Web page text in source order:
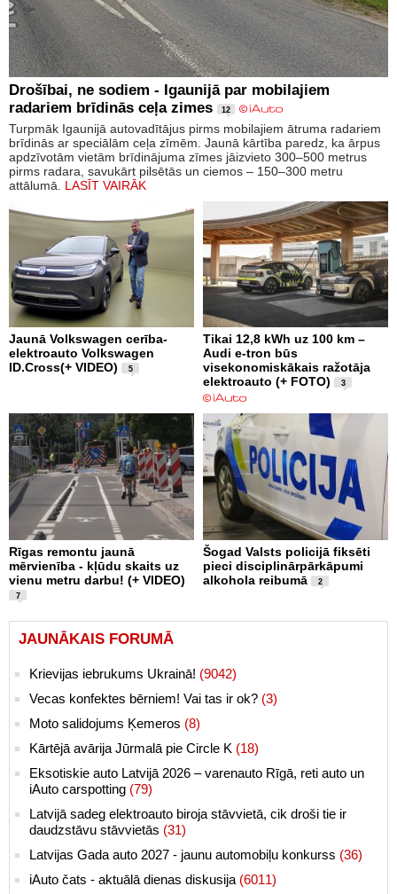
Drošībai, ne sodiem - Igaunijā par mobilajiem
radariem brīdinās ceļa zimes
12
Turpmāk Igaunijā autovadītājus pirms mobilajiem ātruma radariem
brīdinās ar speciālām ceļa zīmēm. Jaunā kārtība paredz, ka ārpus
apdzīvotām vietām brīdinājuma zīmes jāizvieto 300–500 metrus
pirms radara, savukārt pilsētās un ciemos – 150–300 metru
attālumā. LASĪT VAIRĀK
Jaunā Volkswagen cerība-
elektroauto Volkswagen
ID.Cross(+ VIDEO)
5
Tikai 12,8 kWh uz 100 km –
Audi e-tron būs
visekonomiskākais ražotāja
elektroauto (+ FOTO)
3
Rīgas remontu jaunā
mērvienība - kļūdu skaits uz
vienu metru darbu! (+ VIDEO)
7
Šogad Valsts policijā fiksēti
pieci disciplinārpārkāpumi
alkohola reibumā
2
JAUNĀKAIS FORUMĀ
Krievijas iebrukums Ukrainā! (9042)
Vecas konfektes bērniem! Vai tas ir ok? (3)
Moto salidojums Ķemeros (8)
Kārtējā avārija Jūrmalā pie Circle K (18)
Eksotiskie auto Latvijā 2026 – varenauto Rīgā, reti auto un
iAuto carspotting (79)
Latvijā sadeg elektroauto biroja stāvvietā, cik droši tie ir
daudzstāvu stāvvietās (31)
Latvijas Gada auto 2027 - jaunu automobiļu konkurss (36)
iAuto čats - aktuālā dienas diskusija (6011)